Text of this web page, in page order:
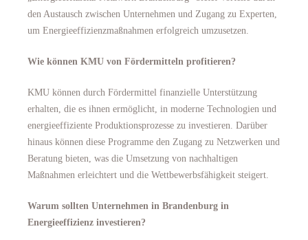
den Austausch zwischen Unternehmen und Zugang zu Experten,
um Energieeffizienzmaßnahmen erfolgreich umzusetzen.
Wie können KMU von Fördermitteln profitieren?
KMU können durch Fördermittel finanzielle Unterstützung
erhalten, die es ihnen ermöglicht, in moderne Technologien und
energieeffiziente Produktionsprozesse zu investieren. Darüber
hinaus können diese Programme den Zugang zu Netzwerken und
Beratung bieten, was die Umsetzung von nachhaltigen
Maßnahmen erleichtert und die Wettbewerbsfähigkeit steigert.
Warum sollten Unternehmen in Brandenburg in
Energieeffizienz investieren?